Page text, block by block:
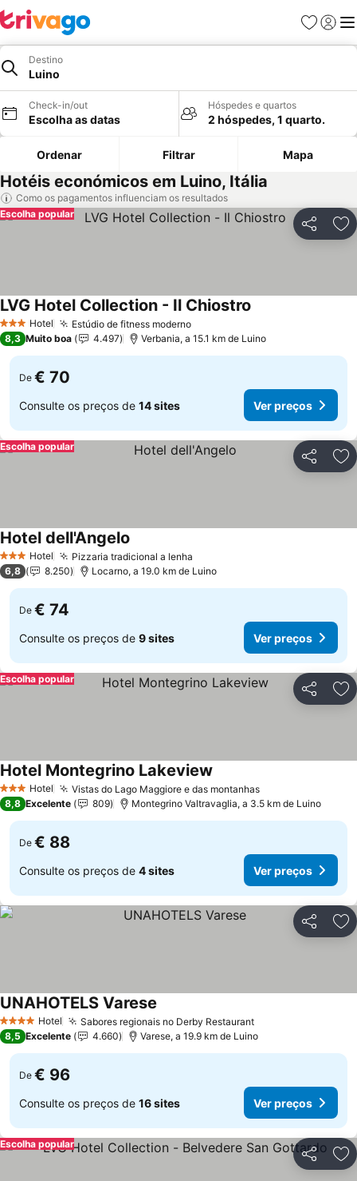
Favoritos
Iniciar
Destino
Luino
Check-in/out
Escolha as datas
Hóspedes e quartos
2 hóspedes, 1 quarto.
Ordenar Filtrar Mapa
Hotéis económicos em Luino, Itália
Como os pagamentos influenciam os resultados
Partilhar
Escolha popular
3 EstrelasHotel Estúdio de fitness moderno
LVG Hotel Collection - Il Chiostro
8,3 Muito boa 4.497 Verbania, a 15.1 km de Luino
De € 70
Consulte os preços de 14 sites Ver preços
Partilhar
Escolha popular
3 EstrelasHotel Pizzaria tradicional a lenha
Hotel dell'Angelo
6,8 8.250 Locarno, a 19.0 km de Luino
De € 74
Consulte os preços de 9 sites Ver preços
Partilhar
Escolha popular
3 EstrelasHotel Vistas do Lago Maggiore e das montanhas
Hotel Montegrino Lakeview
8,8 Excelente 809 Montegrino Valtravaglia, a 3.5 km de Luino
De € 88
Consulte os preços de 4 sites Ver preços
Partilhar
4 EstrelasHotel Sabores regionais no Derby Restaurant
UNAHOTELS Varese
8,5 Excelente 4.660 Varese, a 19.9 km de Luino
De € 96
Consulte os preços de 16 sites Ver preços
Partilhar
Escolha popular